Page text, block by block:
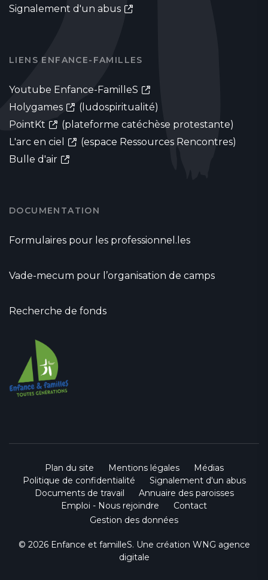
Signalement d'un abus
LIENS ENFANCE-FAMILLES
Youtube Enfance-FamilleS
Holygames
(ludospiritualité)
PointKt
(plateforme catéchèse protestante)
L'arc en ciel
(espace Ressources Rencontres)
Bulle d'air
DOCUMENTATION
Formulaires pour les professionnel.les
Vade-mecum pour l’organisation de camps
Recherche de fonds
Plan du site Mentions légales
Médias
Politique de confidentialité
Signalement d'un abus
Documents de travail
Annuaire des paroisses
Emploi - Nous rejoindre
Contact
Gestion des données
© 2026 Enfance et familleS. Une création WNG agence
digitale